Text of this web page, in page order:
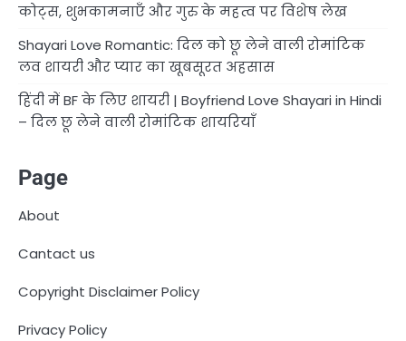
कोट्स, शुभकामनाएँ और गुरु के महत्व पर विशेष लेख
Shayari Love Romantic: दिल को छू लेने वाली रोमांटिक
लव शायरी और प्यार का खूबसूरत अहसास
हिंदी में BF के लिए शायरी | Boyfriend Love Shayari in Hindi
– दिल छू लेने वाली रोमांटिक शायरियाँ
Page
About
Cantact us
Copyright Disclaimer Policy
Privacy Policy